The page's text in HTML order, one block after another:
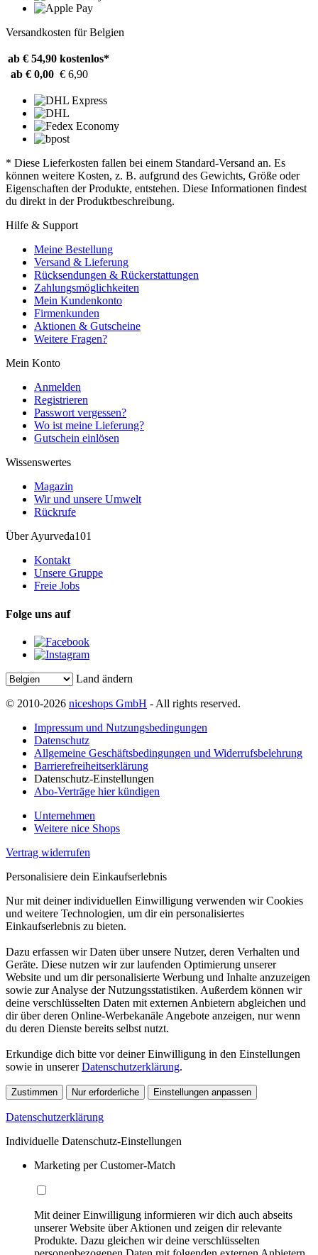
Versandkosten für Belgien
ab € 54,90 kostenlos*
ab € 0,00 € 6,90
* Diese Lieferkosten fallen bei einem Standard-Versand an. Es
können weitere Kosten, z. B. aufgrund des Gewichts, Größe oder
Eigenschaften der Produkte, entstehen. Diese Informationen findest
du direkt in der Produktbeschreibung.
Hilfe & Support
Meine Bestellung
Versand & Lieferung
Rücksendungen & Rückerstattungen
Zahlungsmöglichkeiten
Mein Kundenkonto
Firmenkunden
Aktionen & Gutscheine
Weitere Fragen?
Mein Konto
Anmelden
Registrieren
Passwort vergessen?
Wo ist meine Lieferung?
Gutschein einlösen
Wissenswertes
Magazin
Wir und unsere Umwelt
Rückrufe
Über Ayurveda101
Kontakt
Unsere Gruppe
Freie Jobs
Folge uns auf
Land ändern
© 2010-2026 niceshops GmbH - All rights reserved.
Impressum und Nutzungsbedingungen
Datenschutz
Allgemeine Geschäftsbedingungen und Widerrufsbelehrung
Barrierefreiheitserklärung
Datenschutz-Einstellungen
Abo-Verträge hier kündigen
Unternehmen
Weitere nice Shops
Vertrag widerrufen
Personalisiere dein Einkaufserlebnis
Nur mit deiner individuellen Einwilligung verwenden wir Cookies
und weitere Technologien, um dir ein personalisiertes
Einkaufserlebnis zu bieten.
Dazu erfassen wir Daten über unsere Nutzer, deren Verhalten und
Geräte. Diese nutzen wir zur laufenden Optimierung unserer
Website und um dir personalisierte Werbung und Inhalte anzuzeigen
sowie zur Analyse der Nutzungsstatistiken. Außerdem können wir
deine verschlüsselten Daten mit externen Anbietern abgleichen und
dir über deren Online-Werbekanäle Angebote anzeigen, nur wenn
du deren Dienste bereits selbst nutzt.
Erkundige dich bitte vor deiner Einwilligung in den Einstellungen
sowie in unsererDatenschutzerklärung.
Zustimmen Nur erforderliche Einstellungen anpassen
Datenschutzerklärung
Individuelle Datenschutz-Einstellungen
Marketing per Customer-Match
Mit deiner Einwilligung informieren wir dich auch abseits
unserer Website über Aktionen und zeigen dir relevante
Produkte. Dazu gleichen wir deine verschlüsselten